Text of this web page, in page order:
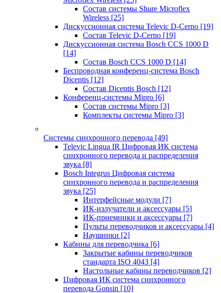
Состав системы Shure Microflex
Wireless [25]
Дискуссионная система Televic D-Cerno [19]
Состав Televic D-Cerno [19]
Дискуссионная система Bosch CCS 1000 D
[14]
Состав Bosch CCS 1000 D [14]
Беспроводная конференц-система Bosch
Dicentis [12]
Состав Dicentis Bosch [12]
Конференц-системы Mipro [6]
Состав системы Mipro [3]
Комплекты системы Mipro [3]
Системы синхронного перевода [49]
Televic Lingua IR Цифровая ИК система
синхронного перевода и распределения
звука [8]
Bosch Integrus Цифровая система
синхронного перевода и распределения
звука [25]
Интерфейсные модули [7]
ИК-излучатели и аксессуары [5]
ИК-приемники и аксессуары [7]
Пульты переводчиков и аксессуары [4]
Наушники [2]
Кабины для переводчика [6]
Закрытые кабины переводчиков
стандарта ISO 4043 [4]
Настольные кабины переводчиков [2]
Цифровая ИК система синхронного
перевода Gonsin [10]